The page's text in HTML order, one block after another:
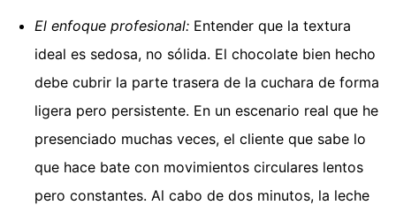
El enfoque profesional: Entender que la textura
ideal es sedosa, no sólida. El chocolate bien hecho
debe cubrir la parte trasera de la cuchara de forma
ligera pero persistente. En un escenario real que he
presenciado muchas veces, el cliente que sabe lo
que hace bate con movimientos circulares lentos
pero constantes. Al cabo de dos minutos, la leche